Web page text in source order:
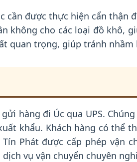
cần được thực hiện cẩn thận
không cho các loại đồ khô,
quan trọng, giúp tránh
hàng đi Úc qua UPS.
khẩu. Khách hàng có thể
Phát được cấp phép vận
vụ vận chuyển chuyên